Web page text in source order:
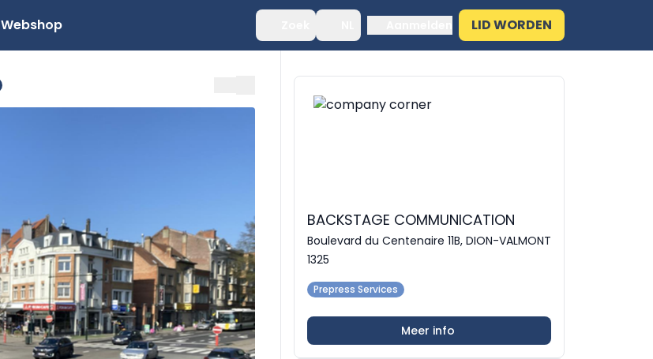
Webshop LID WORDEN
BACKSTAGE COMMUNICATION
Boulevard du Centenaire 11B, DION-VALMONT
1325
Prepress Services
Meer info